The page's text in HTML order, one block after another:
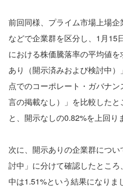
前回同様、プライム市場上場
などで企業群を区分し、1月15
における株価騰落率の平均値
あり（開示済みおよび検討中
点でのコーポレート・ガバナ
言の掲載なし）」を比較した
と、開示なしの0.82%を上回り
次に、開示ありの企業群につ
討中」に分けて確認したとこ
中は1.51%という結果になりま